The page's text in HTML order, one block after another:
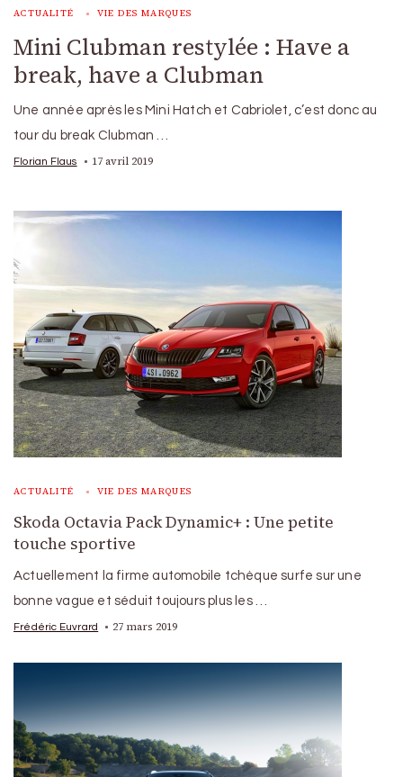
ACTUALITÉ VIE DES MARQUES
Mini Clubman restylée : Have a
break, have a Clubman
Une année après les Mini Hatch et Cabriolet, c’est donc au
tour du break Clubman …
Florian Flaus 17 avril 2019
ACTUALITÉ VIE DES MARQUES
Skoda Octavia Pack Dynamic+ : Une petite
touche sportive
Actuellement la firme automobile tchèque surfe sur une
bonne vague et séduit toujours plus les …
Frédéric Euvrard 27 mars 2019